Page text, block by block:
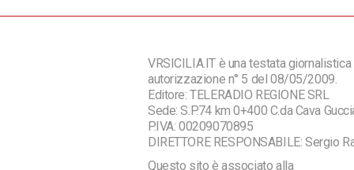
VRSICILIA.IT è una testata
autorizzazione n° 5 del 08/05/2009.
Editore: TELERADIO REGIONE SRL
Sede: S.P.74 km 0+400 C.da Cava
P.IVA: 00209070895
DIRETTORE RESPONSABILE: Sergio
Questo sito è associato alla